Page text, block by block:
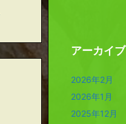
アーカイブ
2026年2月
2026年1月
2025年12月